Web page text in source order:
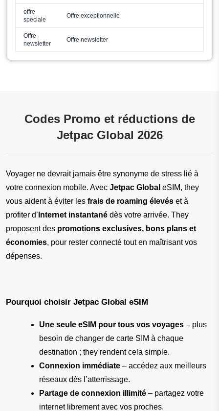
offre
speciale
Offre exceptionnelle
Offre
newsletter
Offre newsletter
Codes Promo et réductions de
Jetpac Global 2026
Voyager ne devrait jamais être synonyme de stress lié à
votre connexion mobile. Avec Jetpac Global eSIM, they
vous aident à éviter les frais de roaming élevés et à
profiter d’ Internet instantané dès votre arrivée. They
proposent des promotions exclusives, bons plans et
économies, pour rester connecté tout en maîtrisant vos
dépenses.
Pourquoi choisir Jetpac Global eSIM
Une seule eSIM pour tous vos voyages – plus
besoin de changer de carte SIM à chaque
destination ; they rendent cela simple.
Connexion immédiate – accédez aux meilleurs
réseaux dès l’atterrissage.
Partage de connexion illimité – partagez votre
internet librement avec vos proches.